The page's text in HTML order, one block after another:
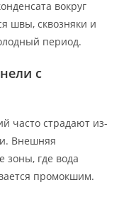
вокруг
швы, сквозняки и
период.
с
часто страдают из-
Внешняя
зоны, где вода
промокшим.